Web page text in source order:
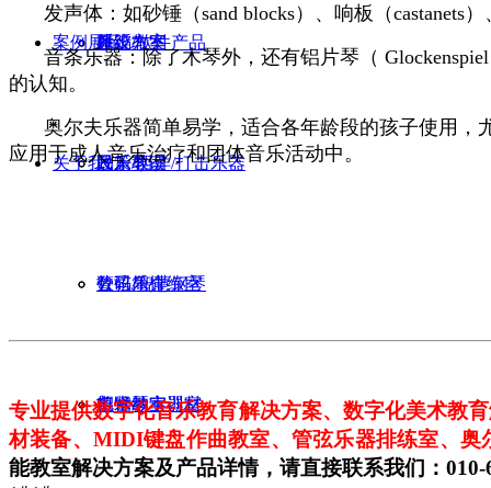
建设方案
政策导读
舞蹈教室
民乐教室
管弦乐排练室
电钢琴实训室
系统/软件产品
民乐/西洋/打击乐器
数码/智慧钢琴
美术教室器材
案例展示
关于我们
公司简介
招贤纳士
发声体：如砂锤（sand blocks）、响板（castanets
音条乐器：除了木琴外，还有铝片琴（
的认知。
奥尔夫乐器简单易学，适合各年龄段的孩子使用
应用于成人音乐治疗和团体音乐活动中。
专业提供数字化音乐教育解决方案、数字化美术教
材装备、 MIDI键盘作曲教室、管弦乐器排练室、奥
能教室解决方案及产品详情，请直接联系我们：